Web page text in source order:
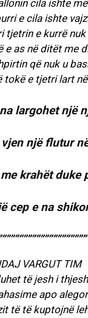
cila ishte
e cila ishte
tjetrin e kurrë nuk
e as në ditët me
që nuk u
tokë e tjetri lart
largohet një
një flutur
krahët duke
cep e na
VARGUT TIM
të jesh i
apo
të të kuptojnë